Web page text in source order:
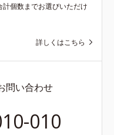
個数までお選びいただけ
詳しくはこちら
問い合わせ
010